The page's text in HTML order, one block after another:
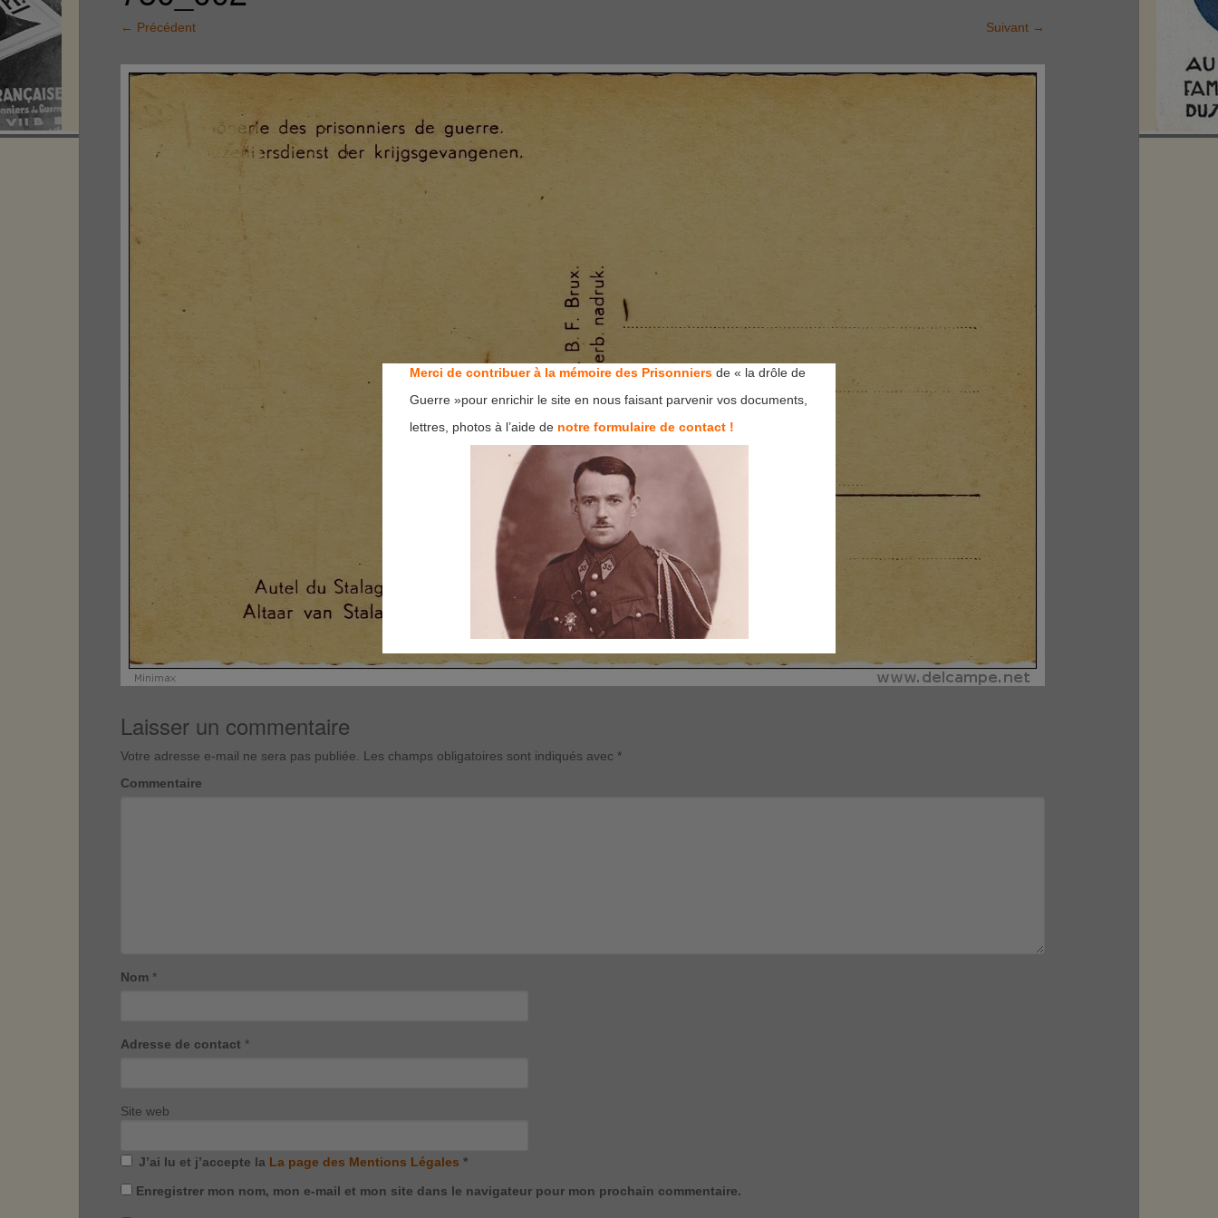
← Précédent Suivant →
Laisser un commentaire
Votre adresse e-mail ne sera pas publiée. Les champs obligatoires sont indiqués avec *
Commentaire
Nom *
Adresse de contact *
Site web
J’ai lu et j’accepte la La page des Mentions Légales *
Enregistrer mon nom, mon e-mail et mon site dans le navigateur pour mon prochain commentaire.
Merci de contribuer à la mémoire des Prisonniers de « la drôle de
Guerre »pour enrichir le site en nous faisant parvenir vos documents,
lettres, photos à l’aide de notre formulaire de contact !